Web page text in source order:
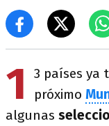
1
3 países ya
próximo
algunas